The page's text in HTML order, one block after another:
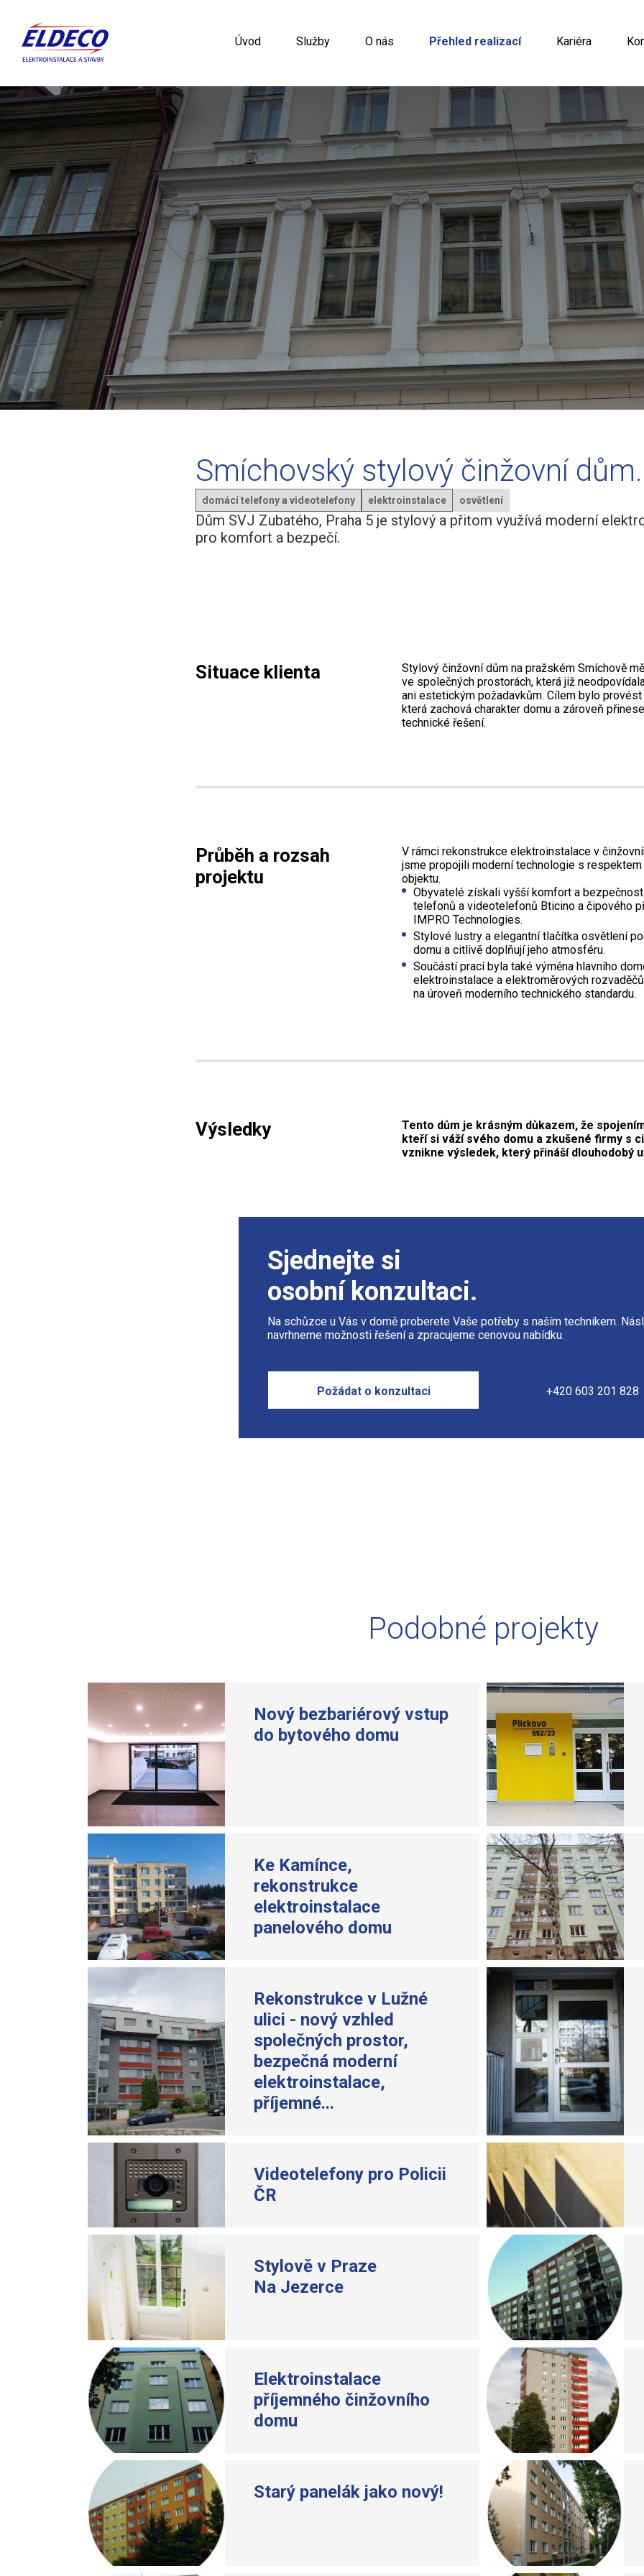
Úvod Služby O nás Přehled realizací Kariéra
Smíchovský stylový činžovní dům.
domácí telefony a videotelefony elektroinstalace osvětlení
Dům SVJ Zubatého, Praha 5 je stylový a přitom využívá moderní
pro komfort a bezpečí.
Situace klienta
Stylový činžovní dům na pražském Smíchově
ve společných prostorách, která již
ani estetickým požadavkům. Cílem bylo
která zachová charakter domu a zároveň
technické řešení.
Průběh a rozsah
projektu
V rámci rekonstrukce elektroinstalace v
jsme propojili moderní technologie s
objektu.
Obyvatelé získali vyšší komfort a
telefonů a videotelefonů Bticino a čipového
IMPRO Technologies.
Stylové lustry a elegantní tlačítka osvětlení
domu a citlivě doplňují jeho atmosféru.
Součástí prací byla také výměna hlavního
elektroinstalace a elektroměrových
na úroveň moderního technického standardu.
Výsledky
Tento dům je krásným důkazem, že
kteří si váží svého domu a zkušené firmy s
vznikne výsledek, který přináší dlouhodobý
Sjednejte si
osobní konzultaci.
Na schůzce u Vás v domě proberete Vaše potřeby s naším technikem.
navrhneme možnosti řešení a zpracujeme cenovou nabídku.
Požádat o konzultaci +420 603 201 828
Podobné projekty
Nový bezbariérový vstup
do bytového domu
Ke Kamínce,
rekonstrukce
elektroinstalace
panelového domu
Rekonstrukce v Lužné
ulici - nový vzhled
společných prostor,
bezpečná moderní
elektroinstalace,
příjemné...
Videotelefony pro Policii
ČR
Stylově v Praze
Na Jezerce
Elektroinstalace
příjemného činžovního
domu
Starý panelák jako nový!